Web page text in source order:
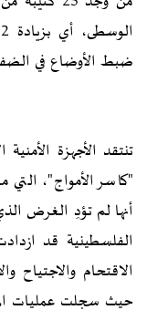
ضبط الأوضاع في
تنتقد الأجهزة
"كاسر الأمواج"،
أنها لم تؤدِ الغرض
الفلسطينية قد
الاقتحام والاجتياح
حيث سجلت عمليات